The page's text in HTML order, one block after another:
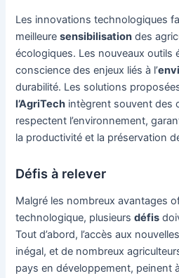
Les innovations technologiques
meilleuresensibilisation des
écologiques. Les nouveaux outils
conscience des enjeux liés à l’
durabilité. Les solutions
l’AgriTech intègrent souvent des
respectent l’environnement,
la productivité et la préservation
Défis à relever
Malgré les nombreux avantages
technologique, plusieursdéfis
Tout d’abord, l’accès aux
inégal, et de nombreux
pays en développement, peinent